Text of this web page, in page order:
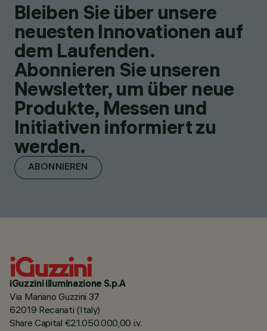
Bleiben Sie über unsere
neuesten Innovationen auf
dem Laufenden.
Abonnieren Sie unseren
Newsletter, um über neue
Produkte, Messen und
Initiativen informiert zu
werden.
ABONNIEREN
iGuzzini illuminazione S.p.A
Via Mariano Guzzini 37
62019 Recanati (Italy)
Share Capital €21.050.000,00 i.v.